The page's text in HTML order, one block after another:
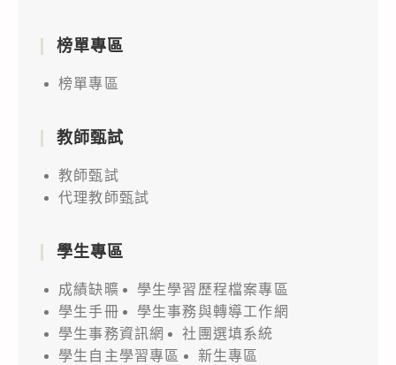
榜單專區
榜單專區
教師甄試
教師甄試
代理教師甄試
學生專區
成績缺曠
學生學習歷程檔案專區
學生手冊
學生事務與轉導工作網
學生事務資訊網
社團選填系統
學生自主學習專區
新生專區